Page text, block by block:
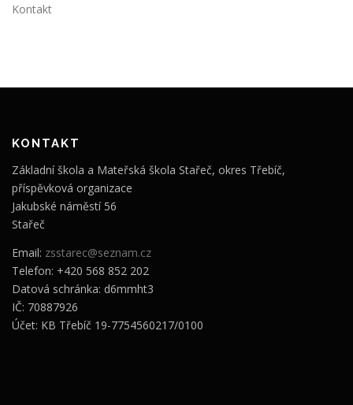
Kontakt
KONTAKT
Základní škola a Mateřská škola Stařeč, okres Třebíč,
příspěvková organizace
Jakubské náměstí 56
Stařeč
Email: zsstarec@seznam.cz
Telefon: +420 568 852 202
Datová schránka: d6mmht3
IČ: 70887926
Účet: KB Třebíč 19-7754560217/0100